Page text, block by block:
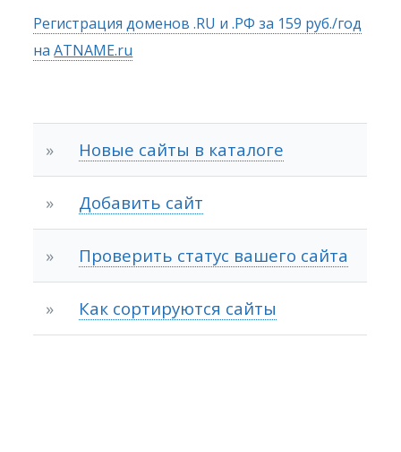
Регистрация доменов .RU и .РФ за 159 руб./год
наATNAME.ru
» Новые сайты в каталоге
» Добавить сайт
» Проверить статус вашего сайта
» Как сортируются сайты